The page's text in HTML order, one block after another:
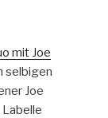
mit Joe
selbigen
Joe